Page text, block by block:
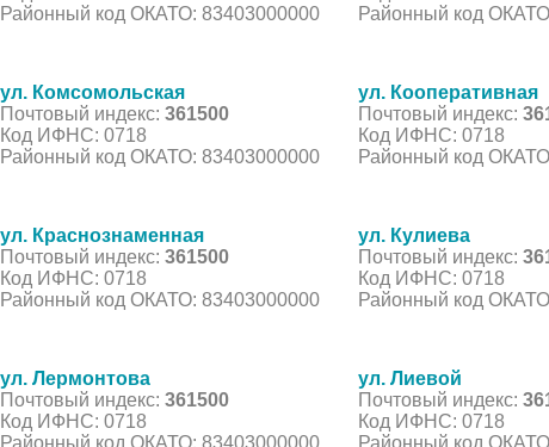
Районный код ОКАТО: 83403000000
Районный код
ул. Комсомольская
Почтовый индекс: 361500
Код ИФНС: 0718
Районный код ОКАТО: 83403000000
ул. Кооперативная
Почтовый индекс:
Код ИФНС: 0718
Районный код
ул. Краснознаменная
Почтовый индекс: 361500
Код ИФНС: 0718
Районный код ОКАТО: 83403000000
ул. Кулиева
Почтовый индекс:
Код ИФНС: 0718
Районный код
ул. Лермонтова
Почтовый индекс: 361500
Код ИФНС: 0718
Районный код ОКАТО: 83403000000
ул. Лиевой
Почтовый индекс:
Код ИФНС: 0718
Районный код